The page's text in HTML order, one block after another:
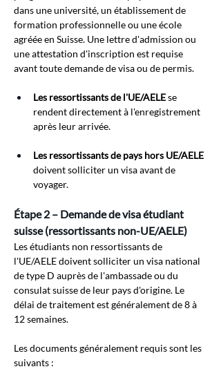
dans une université, un établissement de
formation professionnelle ou une école
agréée en Suisse. Une lettre d'admission ou
une attestation d'inscription est requise
avant toute demande de visa ou de permis.
Les ressortissants de l'UE/AELEse
rendent directement à l'enregistrement
après leur arrivée.
Les ressortissants de pays hors UE/AELE
doivent solliciter un visa avant de
voyager.
Étape 2 – Demande de visa étudiant
suisse (ressortissants non-UE/AELE)
Les étudiants non ressortissants de
l'UE/AELE doivent solliciter un visa national
de type D auprès de l'ambassade ou du
consulat suisse de leur pays d'origine. Le
délai de traitement est généralement de 8 à
12 semaines.
Les documents généralement requis sont les
suivants :